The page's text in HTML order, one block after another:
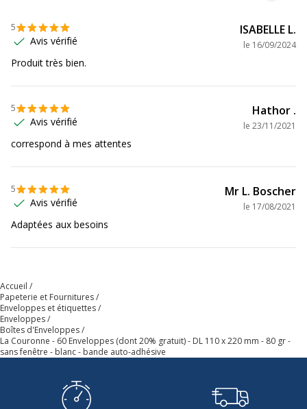
5
Avis vérifié
ISABELLE L.
le 16/09/2024
Produit très bien.
5
Avis vérifié
Hathor .
le 23/11/2021
correspond à mes attentes
5
Avis vérifié
Mr L. Boscher
le 17/08/2021
Adaptées aux besoins
Accueil
Papeterie et Fournitures
Enveloppes et étiquettes
Enveloppes
Boîtes d'Enveloppes
La Couronne - 60 Enveloppes (dont 20% gratuit) - DL 110 x 220 mm - 80 gr -
sans fenêtre - blanc - bande auto-adhésive